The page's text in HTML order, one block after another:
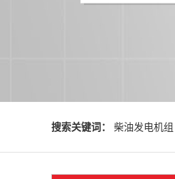
搜索关键词： 柴油发电机组